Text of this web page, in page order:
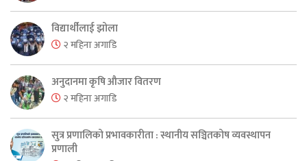
विद्यार्थीलाई झोला
२ महिना अगाडि
अनुदानमा कृषि औजार वितरण
२ महिना अगाडि
सुत्र प्रणालिको प्रभावकारीता : स्थानीय सञ्चितकोष व्यवस्थापन
प्रणाली